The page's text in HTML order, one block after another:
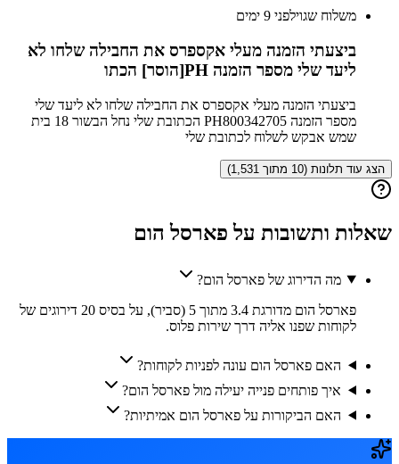
משלוח שגוילפני 9 ימים
ביצעתי הזמנה מעלי אקספרס את החבילה שלחו לא
ליעד שלי מספר הזמנה PH[הוסר] הכתו
ביצעתי הזמנה מעלי אקספרס את החבילה שלחו לא ליעד שלי
מספר הזמנה PH800342705 הכתובת שלי נחל הבשור 18 בית
שמש אבקש לשלוח לכתובת שלי
הצג עוד תלונות (10 מתוך 1,531)
שאלות ותשובות על פארסל הום
מה הדירוג של פארסל הום?
פארסל הום מדורגת 3.4 מתוך 5 (סביר), על בסיס 20 דירוגים של
לקוחות שפנו אליה דרך שירות פלוס.
האם פארסל הום עונה לפניות לקוחות?
איך פותחים פנייה יעילה מול פארסל הום?
האם הביקורות על פארסל הום אמיתיות?